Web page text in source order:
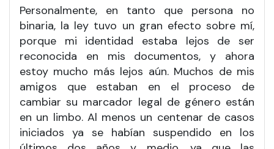
Personalmente, en tanto que persona no
binaria, la ley tuvo un gran efecto sobre mí,
porque mi identidad estaba lejos de ser
reconocida en mis documentos, y ahora
estoy mucho más lejos aún. Muchos de mis
amigos que estaban en el proceso de
cambiar su marcador legal de género están
en un limbo. Al menos un centenar de casos
iniciados ya se habían suspendido en los